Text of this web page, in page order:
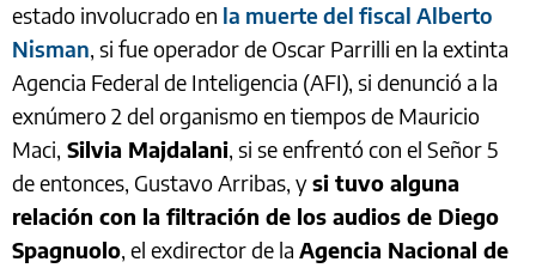
estado involucrado en la muerte del fiscal Alberto
Nisman, si fue operador de Oscar Parrilli en la extinta
Agencia Federal de Inteligencia (AFI), si denunció a la
exnúmero 2 del organismo en tiempos de Mauricio
Maci, Silvia Majdalani, si se enfrentó con el Señor 5
de entonces, Gustavo Arribas, ysi tuvo alguna
relación con la filtración de los audios de Diego
Spagnuolo, el exdirector de la Agencia Nacional de